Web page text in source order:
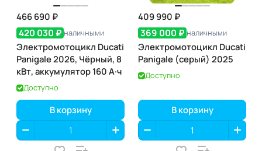
466 690 ₽
420 030 ₽ наличными
Электромотоцикл Ducati
Panigale 2026, Чёрный, 8
кВт, аккумулятор 160 А·ч
Доступно
В корзину
409 990 ₽
369 000 ₽ наличными
Электромотоцикл Ducati
Panigale (серый) 2025
Доступно
В корзину